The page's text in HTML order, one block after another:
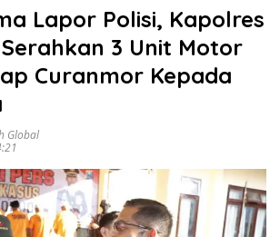
Lapor Polisi, Kapolres
3 Unit Motor
Curanmor Kepada
Global